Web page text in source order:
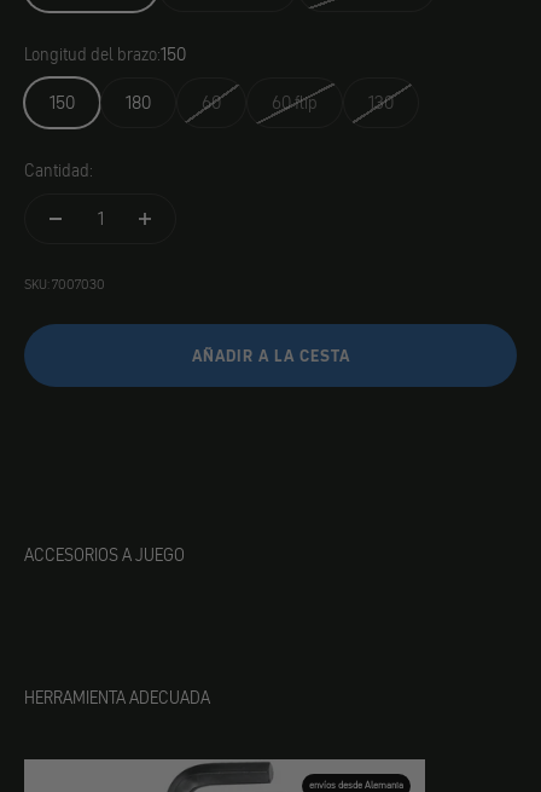
Longitud del brazo:150
150
180 60 60 flip 130
Cantidad:
SKU: 7007030
AÑADIR A LA CESTA
ACCESORIOS A JUEGO
HERRAMIENTA ADECUADA
envíos desde Alemania